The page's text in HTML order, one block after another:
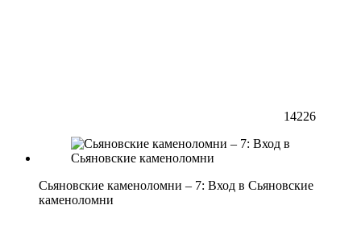
14226
Сьяновские каменоломни – 7: Вход в Сьяновские
каменоломни